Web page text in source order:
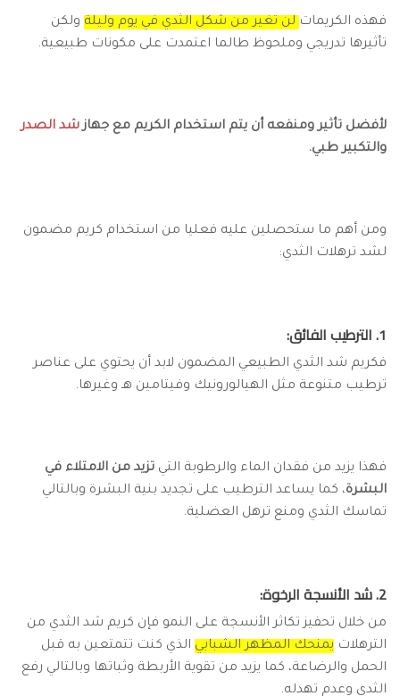
فهذه الكريمات لن تغير من شكل الثدي في يوم وليلة ولكن
تأثيرها تدريجي وملحوظ طالما اعتمدت على مكونات طبيعية.
لأفضل تأثير ومنفعه أن يتم استخدام الكريم مع جهازشد الصدر
والتكبير طبي.
ومن أهم ما ستحصلين عليه فعليا من استخدام كريم مضمون
لشد ترهلات الثدي:
1. الترطيب الفائق:
فكريم شد الثدي الطبيعي المضمون لابد أن يحتوي على عناصر
ترطيب متنوعة مثل الهيالورونيك وفيتامين هـ وغيرها.
فهذا يزيد من فقدان الماء والرطوبة التي تزيد من الامتلاء في
البشرة، كما يساعد الترطيب على تجديد بنية البشرة وبالتالي
تماسك الثدي ومنع ترهل العضلية.
2. شد الأنسجة الرخوة:
من خلال تحفيز تكاثر الأنسجة على النمو فإن كريم شد الثدي من
الترهلات يمنحك المظهر الشبابي الذي كنت تتمتعين به قبل
الحمل والرضاعة، كما يزيد من تقوية الأربطة وثباتها وبالتالي رفع
الثدي وعدم تهدله.